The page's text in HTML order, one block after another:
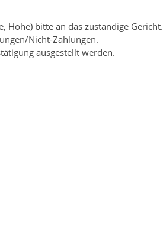
Höhe) bitte an das zuständige Gericht.
Nicht-Zahlungen.
ausgestellt werden.